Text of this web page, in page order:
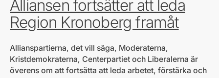
Alliansen fortsätter att leda
Region Kronoberg framåt
Allianspartierna, det vill säga, Moderaterna,
Kristdemokraterna, Centerpartiet och Liberalerna är
överens om att fortsätta att leda arbetet, förstärka och